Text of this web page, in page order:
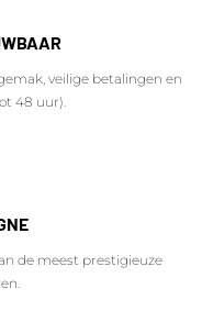
veilige betalingen en
48 uur).
de meest prestigieuze